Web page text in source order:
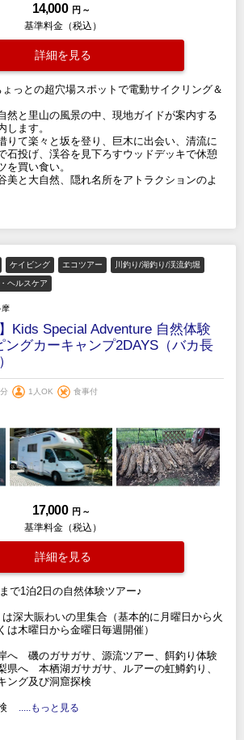
14,000 円 ～
基準料金（税込）
詳細を見る
っとの超穴場スポットで電動サイクリング＆
然と里山の風景の中、現地ガイドが案内する
します。
りて楽々と坂を登り、巨木に出会い、清流に
石投げ、渓谷を見下ろすウッドデッキで休憩
を買い食い。
美と大自然、隠れ名所をアトラクションのよ
ケイビング エコツアー 川釣り/湖釣り/渓流釣堀
ヘルスケア
摩
Kids Special Adventure 自然体験
ングカーキャンプ2DAYS（バカ長
1人OK
食事付
17,000 円 ～
基準料金（税込）
詳細を見る
で1泊2日の自然体験ツアー♪
深大賑わいの里集合（基本的に月曜日から火
は木曜日から金曜日毎週開催）
へ 磯のガサガサ、源流ツアー、餌釣り体験
県へ 本栖湖ガサガサ、ルアーの虹鱒釣り、
ング及び洞窟探検
.....もっと見る